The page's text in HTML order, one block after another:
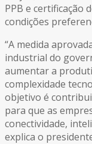
PPB e certificação
condições
“A medida
industrial do
aumentar a
complexidade
objetivo é
para que as
conectividade,
explica o